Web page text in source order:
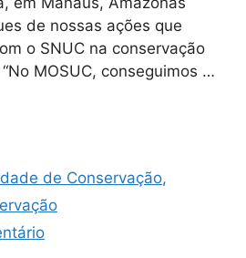
de nossas ações que
o SNUC na conservação
MOSUC, conseguimos …
de Conservação,